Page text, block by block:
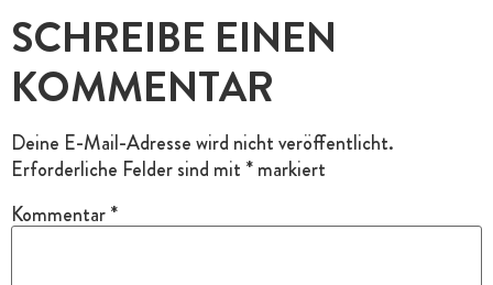
SCHREIBE EINEN
KOMMENTAR
Deine E-Mail-Adresse wird nicht veröffentlicht.
Erforderliche Felder sind mit *markiert
Kommentar*